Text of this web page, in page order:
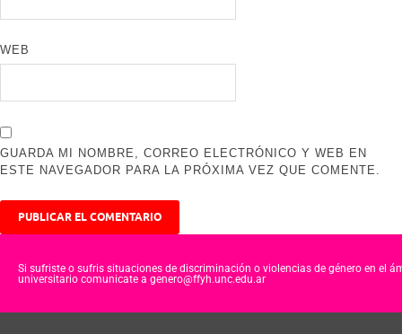
WEB
GUARDA MI NOMBRE, CORREO ELECTRÓNICO Y WEB EN
ESTE NAVEGADOR PARA LA PRÓXIMA VEZ QUE COMENTE.
Si sufriste o sufris situaciones de discriminación o violencias de género en el
universitario comunicate a genero@ffyh.unc.edu.ar